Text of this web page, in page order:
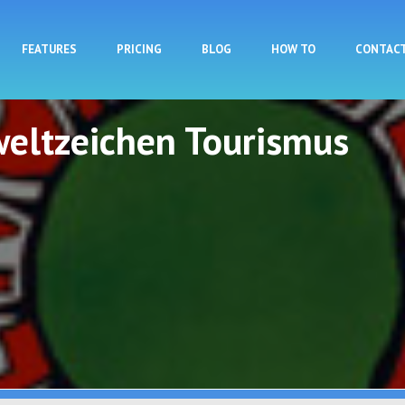
FEATURES PRICING BLOG HOW TO
Tourismus